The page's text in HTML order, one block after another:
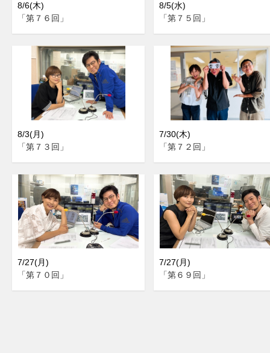
8/6(木)
「第７６回」
8/5(水)
「第７５回」
8/3(月)
「第７３回」
7/30(木)
「第７２回」
7/27(月)
「第７０回」
7/27(月)
「第６９回」